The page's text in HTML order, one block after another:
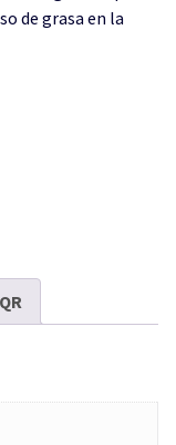
de grasa en la